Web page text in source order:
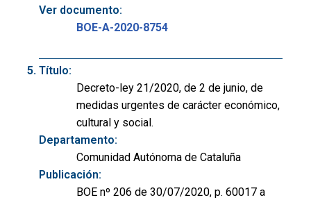
Ver documento:
BOE-A-2020-8754
Título:
Decreto-ley 21/2020, de 2 de junio, de
medidas urgentes de carácter económico,
cultural y social.
Departamento:
Comunidad Autónoma de Cataluña
Publicación:
BOE nº 206 de 30/07/2020, p. 60017 a